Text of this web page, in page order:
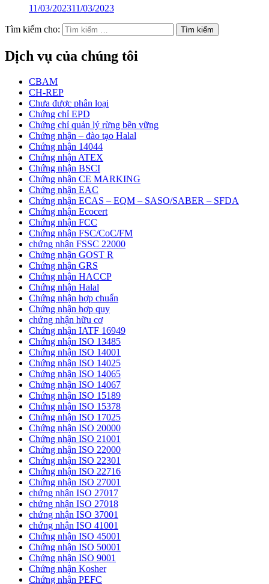
11/03/202311/03/2023
Tìm kiếm cho:
Dịch vụ của chúng tôi
CBAM
CH-REP
Chưa được phân loại
Chứng chỉ EPD
Chứng chỉ quản lý rừng bên vững
Chứng nhận – đào tạo Halal
Chứng nhận 14044
Chứng nhận ATEX
Chứng nhận BSCI
Chứng nhận CE MARKING
Chứng nhận EAC
Chứng nhận ECAS – EQM – SASO/SABER – SFDA
Chứng nhận Ecocert
Chứng nhận FCC
Chứng nhận FSC/CoC/FM
chứng nhận FSSC 22000
Chứng nhận GOST R
Chứng nhận GRS
Chứng nhận HACCP
Chứng nhận Halal
Chứng nhận hợp chuẩn
Chứng nhận hơp quy
chứng nhận hữu cơ
Chứng nhận IATF 16949
Chứng nhận ISO 13485
Chứng nhận ISO 14001
Chứng nhận ISO 14025
Chứng nhận ISO 14065
Chứng nhận ISO 14067
Chứng nhận ISO 15189
Chứng nhận ISO 15378
Chứng nhận ISO 17025
Chứng nhận ISO 20000
Chứng nhận ISO 21001
Chứng nhận ISO 22000
Chứng nhận ISO 22301
Chứng nhận ISO 22716
Chứng nhận ISO 27001
chứng nhận ISO 27017
chứng nhận ISO 27018
chứng nhận ISO 37001
chứng nhận ISO 41001
Chứng nhận ISO 45001
Chứng nhận ISO 50001
Chứng nhận ISO 9001
Chứng nhận Kosher
Chứng nhận PEFC